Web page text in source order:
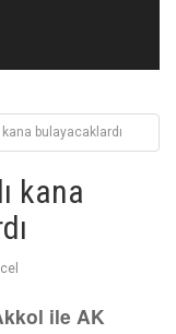
bulayacaklardı
kana
ile AK